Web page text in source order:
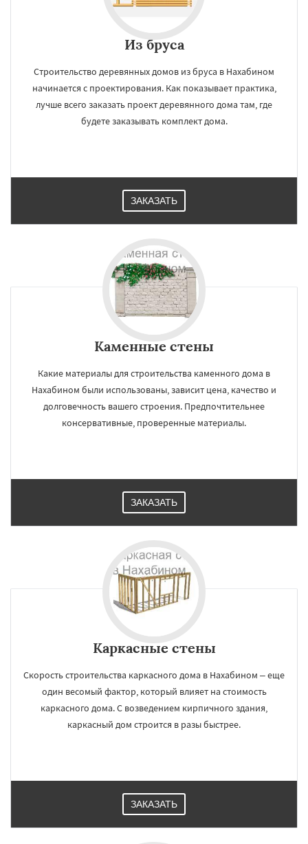
Из бруса
Строительство деревянных домов из бруса в Нахабином
начинается с проектирования. Как показывает практика,
лучше всего заказать проект деревянного дома там, где
будете заказывать комплект дома.
ЗАКАЗАТЬ
Каменные стены
Какие материалы для строительства каменного дома в
Нахабином были использованы, зависит цена, качество и
долговечность вашего строения. Предпочтительнее
консервативные, проверенные материалы.
ЗАКАЗАТЬ
Каркасные стены
Скорость строительства каркасного дома в Нахабином – еще
один весомый фактор, который влияет на стоимость
каркасного дома. С возведением кирпичного здания,
каркасный дом строится в разы быстрее.
ЗАКАЗАТЬ